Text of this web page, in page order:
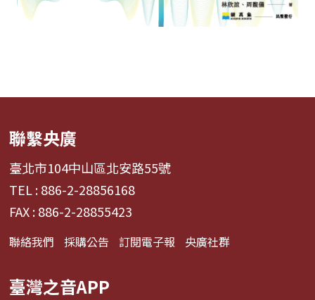
聯繫央廣
臺北市104中山區北安路55號
TEL : 886-2-28856168
FAX : 886-2-28855423
聯絡我們 採購公告 訂閱電子報 央廣社群
臺灣之音APP